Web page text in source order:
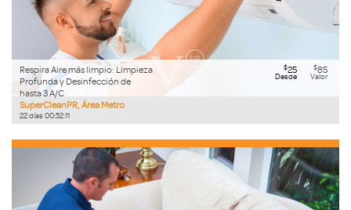
Respira Aire más limpio: Limpieza
Profunda y Desinfección de
hasta 3 A/C
SuperCleanPR, Área Metro
22días 00:52:09
$25
Desde
$85
Valor